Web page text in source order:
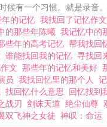
候有一个习惯。就是录音
的记忆 我找回了记忆作文
的那些年陈曦 我记忆中的
些年的高考记忆 帮我找回
谁能找回我的记忆 寻找回
文 那些年的记忆和美好
员 我找回忆里的那个人
找回忆什么意思 回忆找到
战刃 剑诛天道 绝尘仙尊
双飞神之女徒 神叹：命运